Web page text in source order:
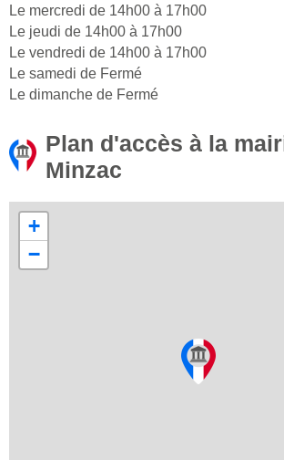
Le mercredi de 14h00 à 17h00
Le jeudi de 14h00 à 17h00
Le vendredi de 14h00 à 17h00
Le samedi de Fermé
Le dimanche de Fermé
Plan d'accès à la
Minzac
+
−